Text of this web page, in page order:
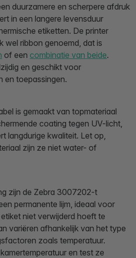
duurzamere en scherpere afdruk
in een langere levensduur
etiketten. De printer
wel ribbon genoemd, dat is
of een combinatie van beide.
en geschikt voor
en toepassingen.
is gemaakt van topmateriaal
coating tegen UV-licht,
langdurige kwaliteit. Let op,
zijn ze niet water- of
zijn de Zebra 3007202-t
permanente lijm, ideaal voor
niet verwijderd hoeft te
variëren afhankelijk van het type
zoals temperatuur.
en test ze